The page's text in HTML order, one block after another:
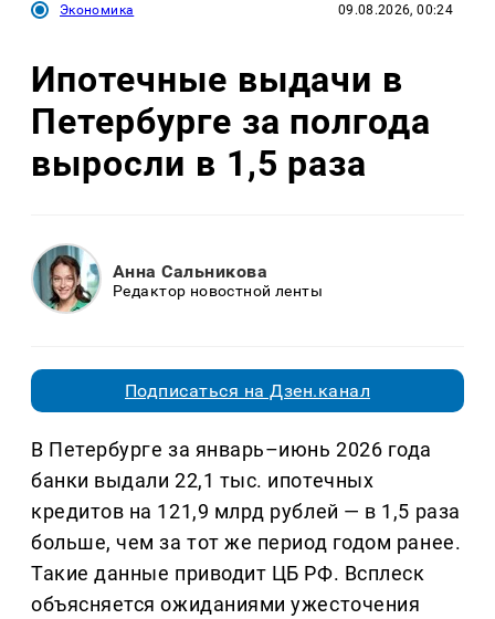
Экономика 09.08.2026, 00:24
Ипотечные выдачи в
Петербурге за полгода
выросли в 1,5 раза
Анна Сальникова
Редактор новостной ленты
Подписаться на Дзен.канал
В Петербурге за январь–июнь 2026 года
банки выдали 22,1 тыс. ипотечных
кредитов на 121,9 млрд рублей — в 1,5 раза
больше, чем за тот же период годом ранее.
Такие данные приводит ЦБ РФ. Всплеск
объясняется ожиданиями ужесточения